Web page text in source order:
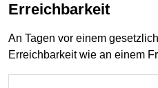
Erreichbarkeit
An Tagen vor einem
Erreichbarkeit wie an einem